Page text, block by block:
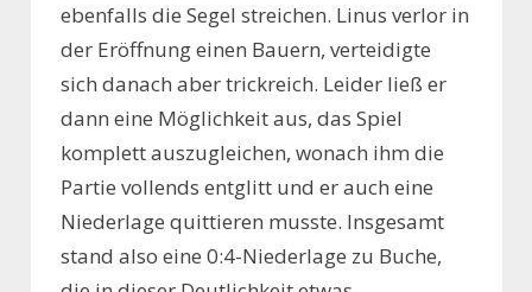
ebenfalls die Segel streichen. Linus verlor in
der Eröffnung einen Bauern, verteidigte
sich danach aber trickreich. Leider ließ er
dann eine Möglichkeit aus, das Spiel
komplett auszugleichen, wonach ihm die
Partie vollends entglitt und er auch eine
Niederlage quittieren musste. Insgesamt
stand also eine 0:4-Niederlage zu Buche,